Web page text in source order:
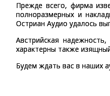
Прежде всего, фирма
полноразмерных и
Остриан Аудио удалось
Австрийская
характерны также
Будем ждать вас в наших